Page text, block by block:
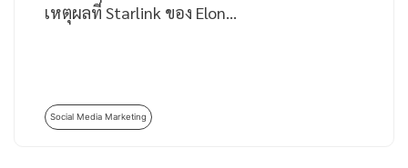
เหตุผลที่ Starlink ของ Elon…
Social Media Marketing